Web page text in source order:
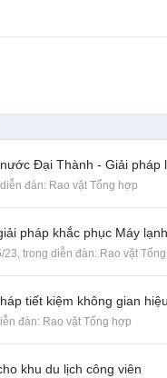
Đại Thành - Giải
đàn: Rao vặt Tổng hợp
pháp khắc phục Máy
23, trong diễn đàn: Rao vặt
tiết kiệm không gian
đàn: Rao vặt Tổng hợp
khu du lịch công viên